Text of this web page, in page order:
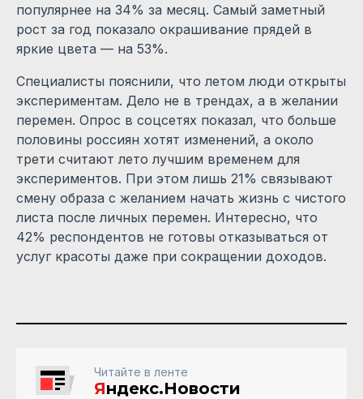
популярнее на 34% за месяц. Самый заметный
рост за год показало окрашивание прядей в
яркие цвета — на 53%.
Специалисты пояснили, что летом люди открыты
экспериментам. Дело не в трендах, а в желании
перемен. Опрос в соцсетях показал, что больше
половины россиян хотят изменений, а около
трети считают лето лучшим временем для
экспериментов. При этом лишь 21% связывают
смену образа с желанием начать жизнь с чистого
листа после личных перемен. Интересно, что
42% респондентов не готовы отказываться от
услуг красоты даже при сокращении доходов.
Читайте в ленте
Яндекс.Новости